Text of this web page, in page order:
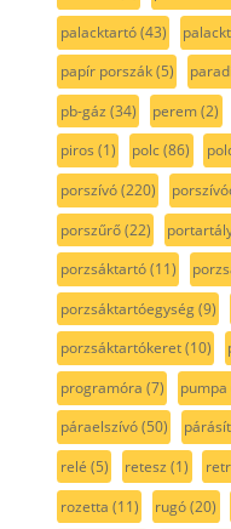
palacktartó(43)
papír porszák(5)
pb-gáz (34) perem(2)
piros (1) polc(86)
porszívó(220)
porszűrő(22)
porzsáktartó(11)
porzsáktartóegység(9)
porzsáktartókeret(10)
programóra (7) pumpa
páraelszívó(50)
relé (5) retesz (1)
rozetta (11) rugó(20)